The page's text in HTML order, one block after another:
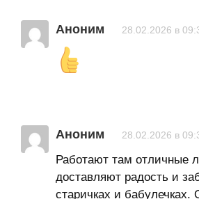
Аноним 28.02.2026 в
Аноним 28.02.2026 в
Работают там отличные
доставляют радость и
старичках и бабулечках.